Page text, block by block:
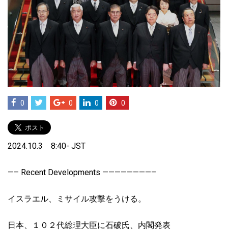
0 0 0 0
2024.10.3 8:40- JST
—– Recent Developments ————————–
イスラエル、ミサイル攻撃をうける。
日本、１０２代総理大臣に石破氏、内閣発表